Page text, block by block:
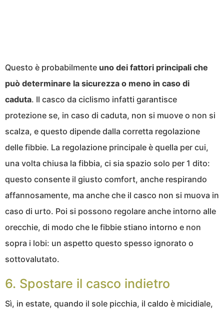
Questo è probabilmente uno dei fattori principali che
può determinare la sicurezza o meno in caso di
caduta. Il casco da ciclismo infatti garantisce
protezione se, in caso di caduta, non si muove o non si
scalza, e questo dipende dalla corretta regolazione
delle fibbie. La regolazione principale è quella per cui,
una volta chiusa la fibbia, ci sia spazio solo per 1 dito:
questo consente il giusto comfort, anche respirando
affannosamente, ma anche che il casco non si muova in
caso di urto. Poi si possono regolare anche intorno alle
orecchie, di modo che le fibbie stiano intorno e non
sopra i lobi: un aspetto questo spesso ignorato o
sottovalutato.
6. Spostare il casco indietro
Sì, in estate, quando il sole picchia, il caldo è micidiale,